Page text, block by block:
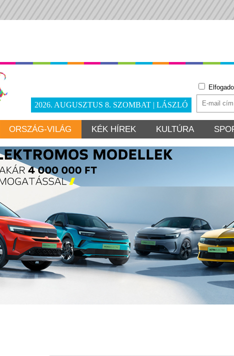
2026. AUGUSZTUS 8. SZOMBAT | LÁSZLÓ
ORSZÁG-VILÁG KÉK HÍREK KULTÚRA